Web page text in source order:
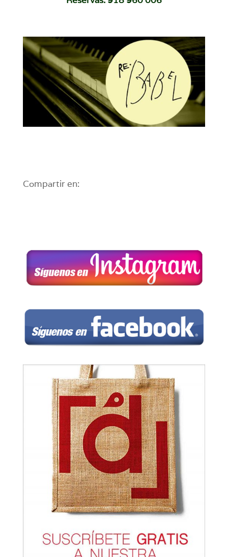
Compartir en: